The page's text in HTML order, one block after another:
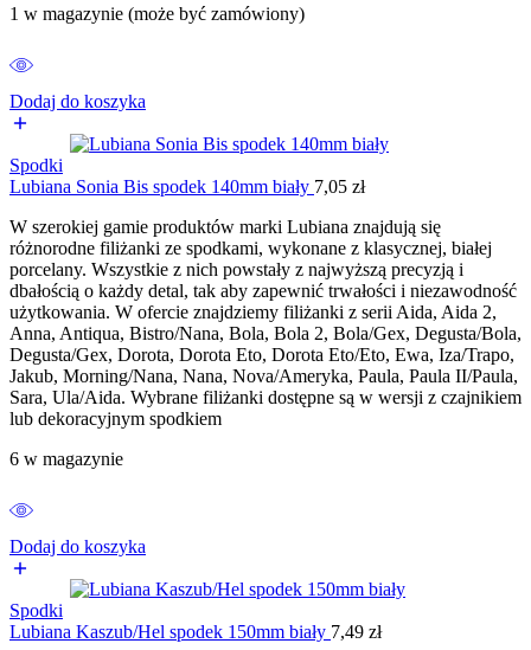
1 w magazynie (może być zamówiony)
Dodaj do koszyka
Spodki
Lubiana Sonia Bis spodek 140mm biały 7,05 zł
W szerokiej gamie produktów marki Lubiana znajdują się
różnorodne filiżanki ze spodkami, wykonane z klasycznej, białej
porcelany. Wszystkie z nich powstały z najwyższą precyzją i
dbałością o każdy detal, tak aby zapewnić trwałości i niezawodność
użytkowania. W ofercie znajdziemy filiżanki z serii Aida, Aida 2,
Anna, Antiqua, Bistro/Nana, Bola, Bola 2, Bola/Gex, Degusta/Bola,
Degusta/Gex, Dorota, Dorota Eto, Dorota Eto/Eto, Ewa, Iza/Trapo,
Jakub, Morning/Nana, Nana, Nova/Ameryka, Paula, Paula II/Paula,
Sara, Ula/Aida. Wybrane filiżanki dostępne są w wersji z czajnikiem
lub dekoracyjnym spodkiem
6 w magazynie
Dodaj do koszyka
Spodki
Lubiana Kaszub/Hel spodek 150mm biały 7,49 zł